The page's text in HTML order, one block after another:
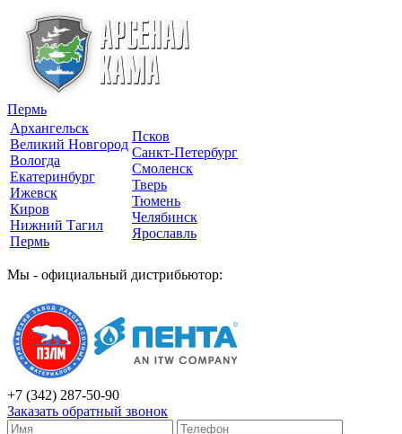
Пермь
Архангельск
Великий Новгород
Вологда
Екатеринбург
Ижевск
Киров
Нижний Тагил
Пермь
Псков
Санкт-Петербург
Смоленск
Тверь
Тюмень
Челябинск
Ярославль
Мы - официальный дистрибьютор:
+7 (342) 287-50-90
Заказать обратный звонок